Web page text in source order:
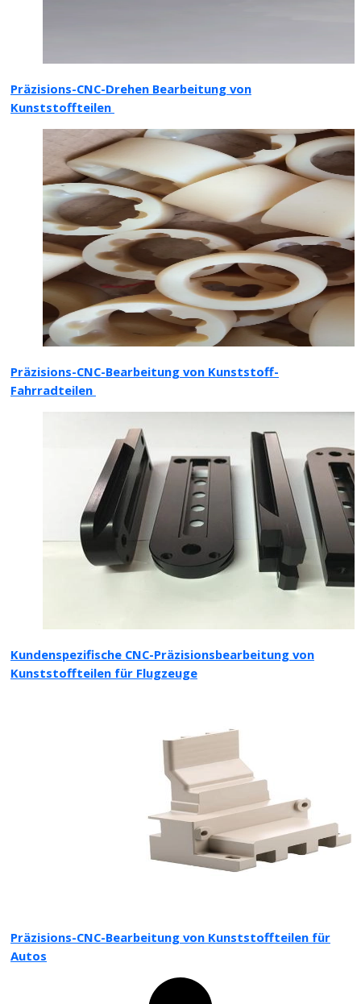
Präzisions-CNC-Drehen Bearbeitung von
Kunststoffteilen
Präzisions-CNC-Bearbeitung von Kunststoff-
Fahrradteilen
Kundenspezifische CNC-Präzisionsbearbeitung von
Kunststoffteilen für Flugzeuge
Präzisions-CNC-Bearbeitung von Kunststoffteilen für
Autos